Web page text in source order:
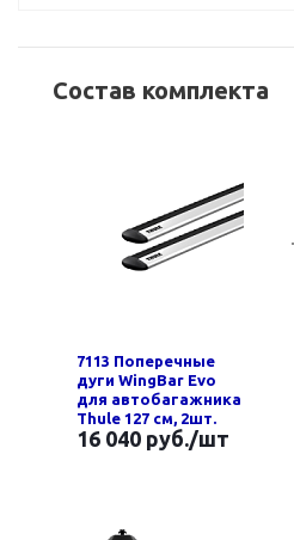
Состав комплекта
7113 Поперечные
дуги WingBar Evo
для автобагажника
Thule 127 см, 2шт.
16 040 руб./шт